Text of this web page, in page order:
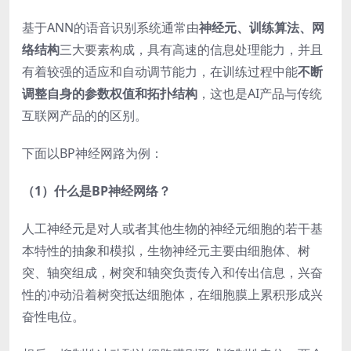
基于ANN的语音识别系统通常由神经元、训练算法、网
络结构三大要素构成，具有高速的信息处理能力，并且
有着较强的适应和自动调节能力，在训练过程中能不断
调整自身的参数权值和拓扑结构 ，这也是AI产品与传统
互联网产品的的区别。
下面以BP神经网路为例：
（1）什么是BP神经网络？
人工神经元是对人或者其他生物的神经元细胞的若干基
本特性的抽象和模拟，生物神经元主要由细胞体、树
突、轴突组成，树突和轴突负责传入和传出信息，兴奋
性的冲动沿着树突抵达细胞体，在细胞膜上累积形成兴
奋性电位。